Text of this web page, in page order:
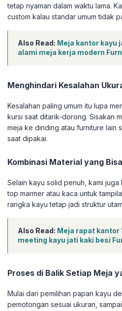
tetap nyaman dalam waktu lama.
custom kalau standar umum tidak
Also Read: Meja kantor kayu
alami meja kerja modern
Menghindari Kesalahan
Kesalahan paling umum itu lupa
kursi saat ditarik-dorong. Sisakan
meja ke dinding atau furniture lain
saat dipakai.
Kombinasi Material yang
Selain kayu solid penuh, kami
top marmer atau kaca untuk
rangka kayu tetap jadi struktur
Also Read: Meja rapat kantor
meeting kayu jati kaki besi
Proses di Balik Setiap Meja
Mulai dari pemilihan papan kayu
pemotongan sesuai ukuran,